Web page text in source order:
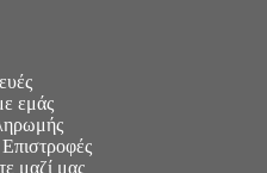
εμάς
μαζί μας